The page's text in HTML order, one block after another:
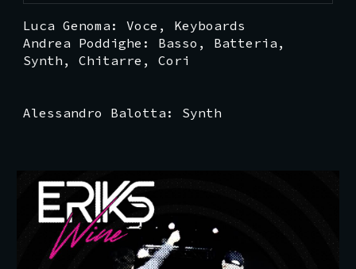
Luca Genoma :Voce , Keyboards
Andrea Poddighe : Basso, Batteria ,
Synth ,Chitarre, Cori
Alessandro Balotta: Synth